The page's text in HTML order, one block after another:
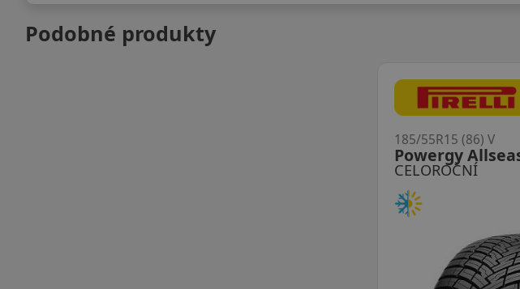
Podobné produkty
CELOROČNÍ
Powergy
185/55R15 (86) V